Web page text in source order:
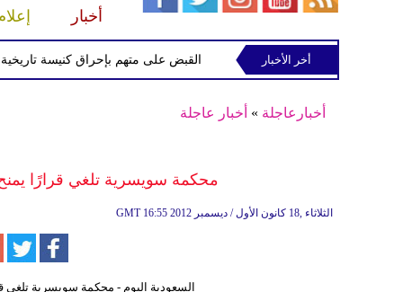
أخبار
القبض على متهم بإحراق كنيسة تاريخية في ميداني جنوب لبنانأخر الأخبار
أخبارعاجلة » أخبار عاجلة
محكمة سويسرية تلغي قرارًا
GMT 16:55 2012 الثلاثاء ,18 كانون الأول / ديسمبر